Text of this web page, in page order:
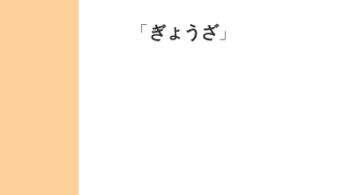
「 ぎょうざ」